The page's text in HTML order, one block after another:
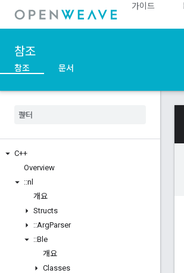
가이드
참조
참조 문서
C++
Overview
::nl
개요
Structs
::ArgParser
::Ble
개요
Classes